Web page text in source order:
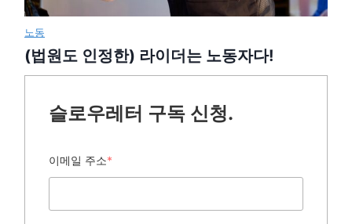
노동
(법원도 인정한) 라이더는 노동자다!
슬로우레터 구독 신청.
이메일 주소*